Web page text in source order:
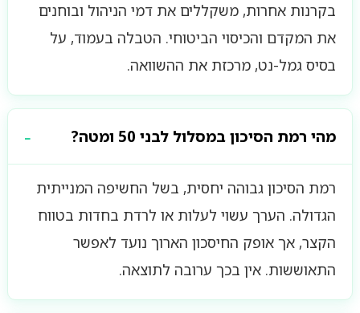
בקרנות אחרות, משקללים את דמי הניהול ובוחנים
את המקדם והכיסוי הביטוחי. הטבלה בעמוד, על
בסיס גמל-נט, מרכזת את ההשוואה.
מהי רמת הסיכון במסלול לבני 50 ומטה?
רמת הסיכון גבוהה יחסית, בשל החשיפה המנייתית
הגדולה. הערך עשוי לעלות או לרדת בחדות בטווח
הקצר, אך אופק החיסכון הארוך נועד לאפשר
התאוששות. אין בכך ערובה לתוצאה.